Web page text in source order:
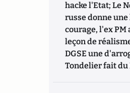
hacke l'Etat; Le
russe donne une
courage, l'ex
leçon de
DGSE une
Tondelier fait du